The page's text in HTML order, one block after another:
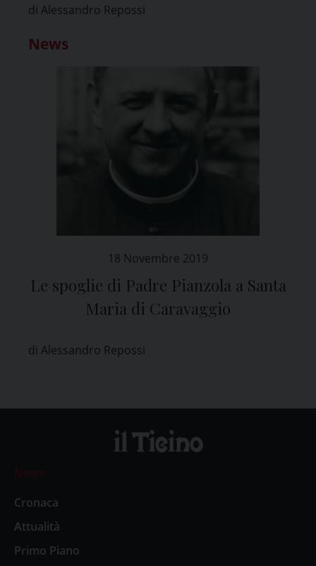
di Alessandro Repossi
News
18 Novembre 2019
Le spoglie di Padre Pianzola a Santa
Maria di Caravaggio
di Alessandro Repossi
News
Cronaca
Attualità
Primo Piano